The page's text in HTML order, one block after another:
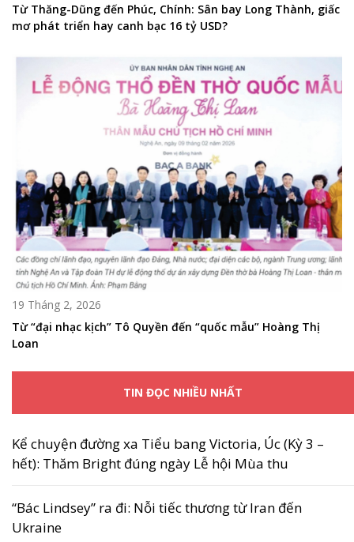
Từ Thăng-Dũng đến Phúc, Chính: Sân bay Long Thành, giấc
mơ phát triển hay canh bạc 16 tỷ USD?
19 Tháng 2, 2026
Từ “đại nhạc kịch” Tô Quyền đến “quốc mẫu” Hoàng Thị
Loan
TIN ĐỌC NHIỀU NHẤT
Kể chuyện đường xa Tiểu bang Victoria, Úc (Kỳ 3 –
hết): Thăm Bright đúng ngày Lễ hội Mùa thu
“Bác Lindsey” ra đi: Nỗi tiếc thương từ Iran đến
Ukraine